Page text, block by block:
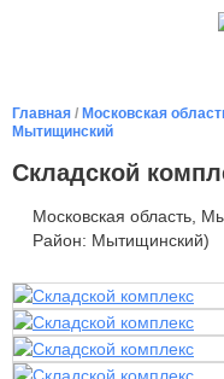
Главная / Московская
Мытищинский
Складской
Московская область,
Район: Мытищинский)